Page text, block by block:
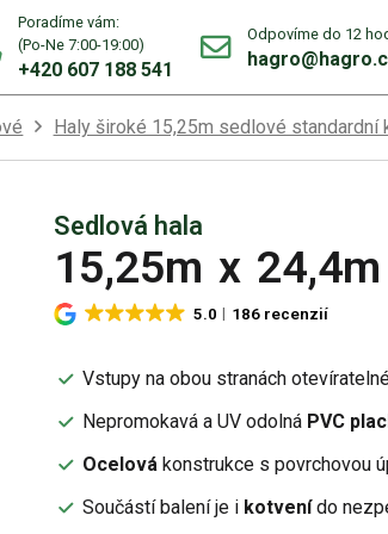
Poradíme vám:
(Po-Ne 7:00-19:00)
+420 607 188 541
Odpovíme do 12
Haly široké 15,25m sedlové standardní
Sedlová hala
15,25m x 24,4m
5.0 186 recenzií
Vstupy na obou stranách
Nepromokavá a UV odolná PVC
Ocelová konstrukce s povrchovou
Součástí balení je i kotvenído